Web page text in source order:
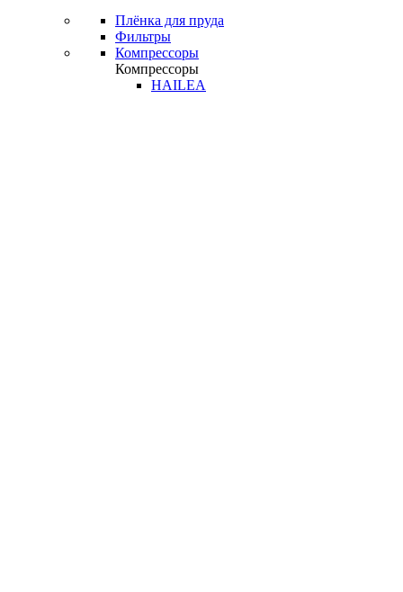
Плёнка для пруда
Фильтры
Компрессоры
Компрессоры
HAILEA